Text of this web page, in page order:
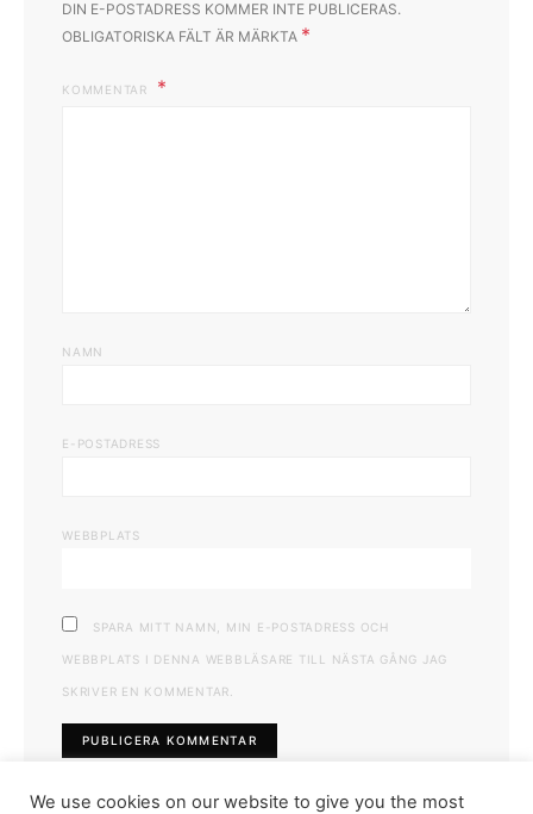
DIN E-POSTADRESS KOMMER INTE PUBLICERAS.
OBLIGATORISKA FÄLT ÄR MÄRKTA *
KOMMENTAR
NAMN
E-POSTADRESS
WEBBPLATS
SPARA MITT NAMN, MIN E-POSTADRESS OCH
WEBBPLATS I DENNA WEBBLÄSARE TILL NÄSTA GÅNG JAG
SKRIVER EN KOMMENTAR.
We use cookies on our website to give you the most